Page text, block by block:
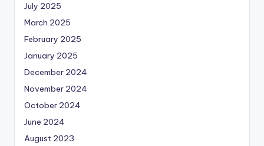
July 2025
March 2025
February 2025
January 2025
December 2024
November 2024
October 2024
June 2024
August 2023